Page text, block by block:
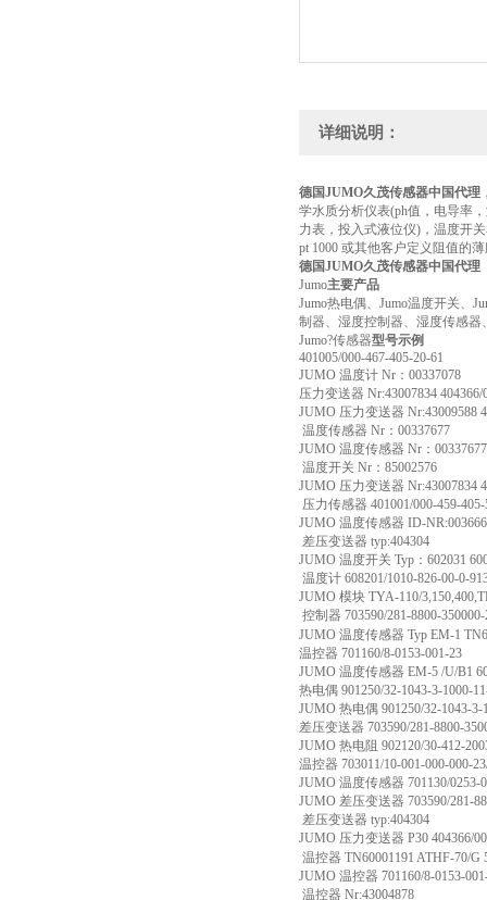
详细说明：
德国JUMO久茂传感器中国代理
学水质分析仪表(ph值，电导率
力表，投入式液位仪)，温度开
pt 1000 或其他客户定义阻值的
德国JUMO久茂传感器中国代理
Jumo主要产品
Jumo热电偶、Jumo温度开关、
制器、湿度控制器、湿度传感
Jumo?传感器型号示例
401005/000-467-405-20-61
JUMO 温度计 Nr：00337078
压力变送器 Nr:43007834 404366/
JUMO 压力变送器 Nr:43009588
温度传感器 Nr：00337677
JUMO 温度传感器 Nr：00337677
温度开关 Nr：85002576
JUMO 压力变送器 Nr:43007834
压力传感器 401001/000-459-
JUMO 温度传感器 ID-
差压变送器 typ:404304
JUMO 温度开关 Typ：602031
温度计 608201/1010-826-00-0-
JUMO 模块 TYA-110/
控制器 703590/281-8800-
JUMO 温度传感器 Typ EM-1
温控器 701160/8-0153-001-23
JUMO 温度传感器 EM-5 /U/B1
热电偶 901250/32-1043-3-1000-
JUMO 热电偶 901250/32-1043-3-
差压变送器 703590/281-8800-
JUMO 热电阻 902120/30-412-
温控器 703011/10-001-000-000-
JUMO 温度传感器 701130/0253-
JUMO 差压变送器 703590/281-
差压变送器 typ:404304
JUMO 压力变送器 P30 404366/
温控器 TN60001191 ATHF-70/
JUMO 温控器 701160/8-0153-
温控器 Nr:43004878